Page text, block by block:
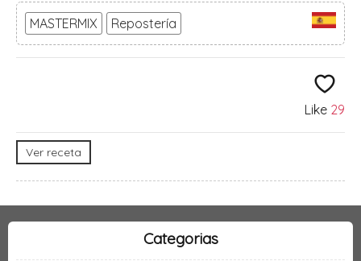
MASTERMIX Repostería
Like 29
Ver receta
Categorias